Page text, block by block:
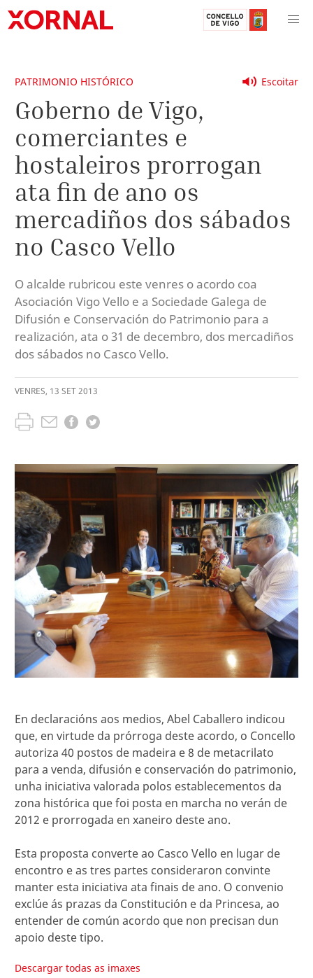
Escoitar
PATRIMONIO HISTÓRICO
Goberno de Vigo,
comerciantes e
hostaleiros prorrogan
ata fin de ano os
mercadiños dos sábados
no Casco Vello
O alcalde rubricou este venres o acordo coa
Asociación Vigo Vello e a Sociedade Galega de
Difusión e Conservación do Patrimonio para a
realización, ata o 31 de decembro, dos mercadiños
dos sábados no Casco Vello.
VENRES, 13 SET2013
En declaracións aos medios, Abel Caballero indicou
que, en virtude da prórroga deste acordo, o Concello
autoriza 40 postos de madeira e 8 de metacrilato
para a venda, difusión e conservación do patrimonio,
unha iniciativa valorada polos establecementos da
zona histórica que foi posta en marcha no verán de
2012 e prorrogada en xaneiro deste ano.
Esta proposta converte ao Casco Vello en lugar de
encontro e as tres partes consideraron convinte
manter esta iniciativa ata finais de ano. O convenio
exclúe ás prazas da Constitución e da Princesa, ao
entender de común acordo que non precisan dun
apoio deste tipo.
Descargar todas as imaxes